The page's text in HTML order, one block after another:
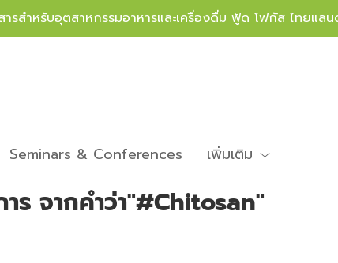
รสำหรับอุตสาหกรรมอาหารและเครื่องดื่ม ฟู้ด โฟกัส ไทยแลน
Seminars & Conferences เพิ่มเติม
ร จากคำว่า"#Chitosan"